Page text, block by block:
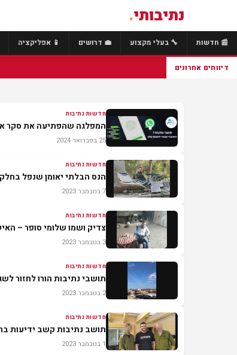
נתיבותי.
📰 חדשות 🔧 בעלי מקצוע 💼 דרושים 📱 אפליקציה
דיווחים אחרונים
חדשות נתיבות
המפלגה שהפתיעה את סקר
25 בפברואר 2024
חדשות נתיבות
הנס הבלתי יאומן שנפל
7 בנובמבר 2023
חדשות נתיבות
צדיק ושמו שלומי סופר –
3 בנובמבר 2023
חדשות נתיבות
תושבי נתיבות הורו לחזור
2 בנובמבר 2023
חדשות נתיבות
תושב נתיבות קשב ידיעות
1 בנובמבר 2023